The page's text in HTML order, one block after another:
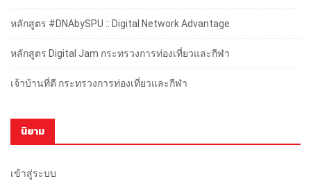
หลักสูตร #DNAbySPU :: Digital Network Advantage
หลักสูตร Digital Jam กระทรวงการท่องเที่ยวและกีฬา
เจ้าบ้านที่ดี กระทรวงการท่องเที่ยวและกีฬา
นิยาม
เข้าสู่ระบบ